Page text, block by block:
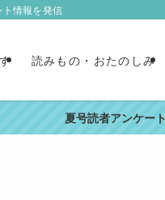
情報を発信
読みもの・おたのしみ
夏号読者アンケート